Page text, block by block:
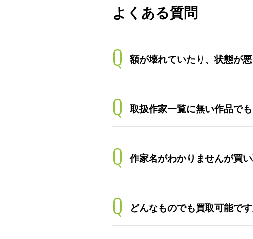
よくある質問
Q 額が壊れていたり、状態が
Q 取扱作家一覧に無い作品で
Q 作家名がわかりませんが買
Q どんなものでも買取可能です